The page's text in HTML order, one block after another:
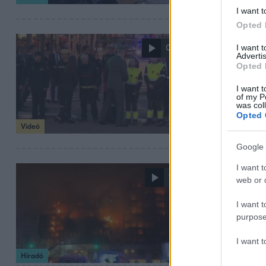
I want
Opted
I want
Opted
I want
of my
was
Opted
Google
I want
web or
I want
I want
0:45
Videó
Letícia
A spanyol
épület egyik
találkozott az
1:51
Híradó
2024. február 23.
Daruval
meghaltak
Hatalmas tűz
épületet